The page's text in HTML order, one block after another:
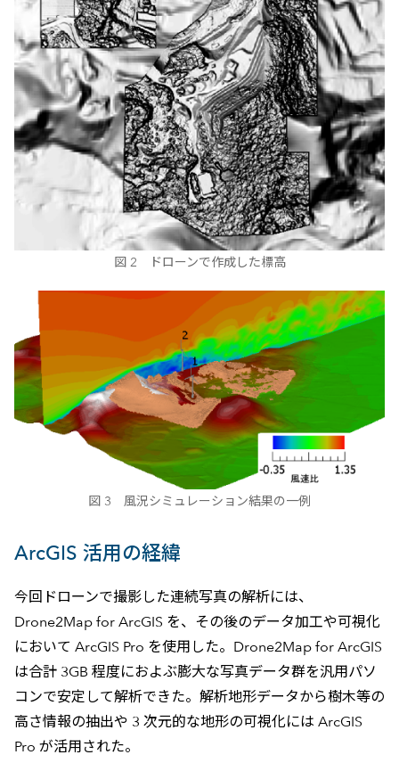
図 2 ドローンで作成した標高
図 3 風況シミュレーション結果の一例
ArcGIS 活用の経緯
今回ドローンで撮影した連続写真の解析には、
Drone2Map for ArcGIS を、その後のデータ加工や可視化
において ArcGIS Pro を使用した。Drone2Map for ArcGIS
は合計 3GB 程度におよぶ膨大な写真データ群を汎用パソ
コンで安定して解析できた。解析地形データから樹木等の
高さ情報の抽出や 3 次元的な地形の可視化には ArcGIS
Pro が活用された。